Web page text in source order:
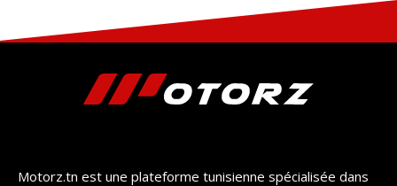
Motorz.tn est une plateforme tunisienne spécialisée dans